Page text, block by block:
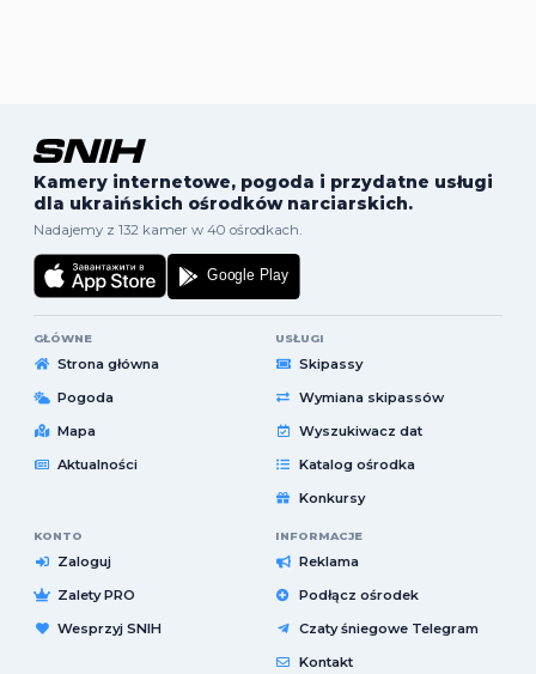
Kamery internetowe, pogoda i przydatne usługi
dla ukraińskich ośrodków narciarskich.
Nadajemy z 132 kamer w 40 ośrodkach.
GŁÓWNE
Strona główna
Pogoda
Mapa
Aktualności
USŁUGI
Skipassy
Wymiana skipassów
Wyszukiwacz dat
Katalog ośrodka
Konkursy
KONTO
Zaloguj
Zalety PRO
Wesprzyj SNIH
INFORMACJE
Reklama
Podłącz ośrodek
Czaty śniegowe Telegram
Kontakt